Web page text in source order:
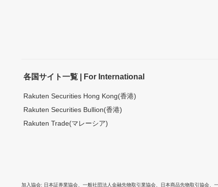
各国サイト一覧 | For International
Rakuten Securities Hong Kong(香港)
Rakuten Securities Bullion(香港)
Rakuten Trade(マレーシア)
加入協会 日本証券業協会、 一般社団法人金融先物取引業協会、 日本商品先物取引協会、